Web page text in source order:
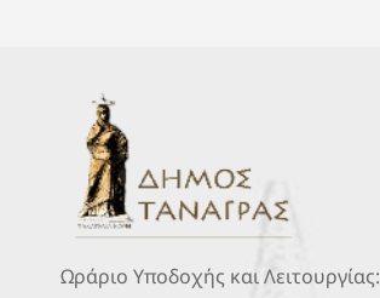
Ωράριο Υποδοχής και Λειτουργίας: